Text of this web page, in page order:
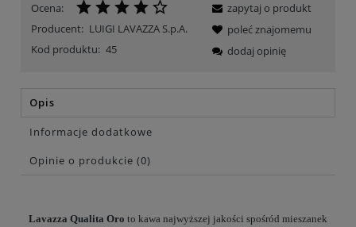
Ocena:
Producent: LUIGI LAVAZZA S.p.A.
Kod produktu: 45
zapytaj o produkt
poleć znajomemu
dodaj opinię
Opis
Informacje dodatkowe
Opinie o produkcie (0)
Lavazza Qualita Oro to kawa najwyższej jakości spośród mieszanek